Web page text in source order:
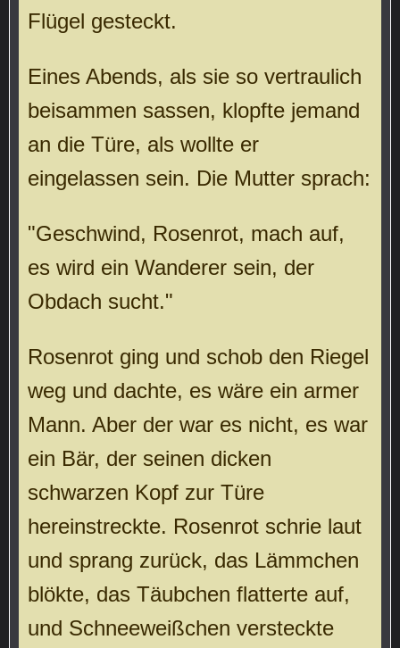
Flügel gesteckt.
Eines Abends, als sie so vertraulich
beisammen sassen, klopfte jemand
an die Türe, als wollte er
eingelassen sein. Die Mutter sprach:
"Geschwind, Rosenrot, mach auf,
es wird ein Wanderer sein, der
Obdach sucht."
Rosenrot ging und schob den Riegel
weg und dachte, es wäre ein armer
Mann. Aber der war es nicht, es war
ein Bär, der seinen dicken
schwarzen Kopf zur Türe
hereinstreckte. Rosenrot schrie laut
und sprang zurück, das Lämmchen
blökte, das Täubchen flatterte auf,
und Schneeweißchen versteckte